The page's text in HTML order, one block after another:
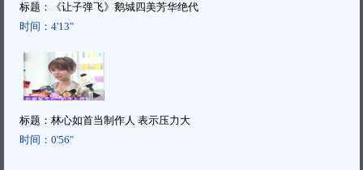
标题：
《让子弹飞》鹅城四美芳华绝代
时间： 4'13"
标题： 林心如首当制作人 表示压力大
时间： 0'56"